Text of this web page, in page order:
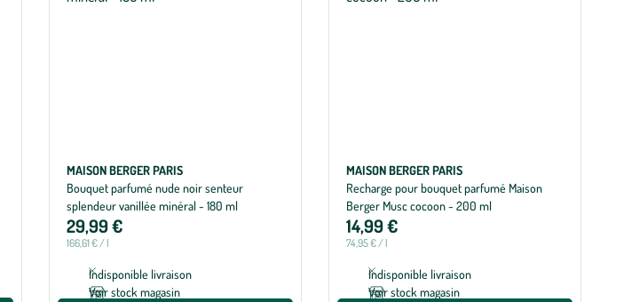
MAISON BERGER PARIS
Bouquet parfumé nude noir senteur
splendeur vanillée minéral - 180 ml
29,99 €
166,61 € / l
Indisponible livraison
Voir stock magasin
MAISON BERGER PARIS
Recharge pour bouquet parfumé Maison
Berger Musc cocoon - 200 ml
14,99 €
74,95 € / l
Indisponible livraison
Voir stock magasin